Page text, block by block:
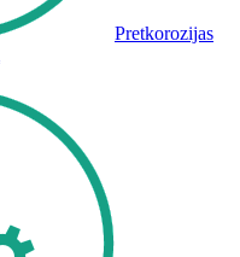
Pretkorozijas